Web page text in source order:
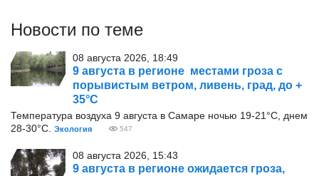
Новости по теме
08 августа 2026, 18:49
9 августа в регионе местами гроза с
порывистым ветром, ливень, град, до +
35°С
Температура воздуха 9 августа в Самаре ночью 19-21°С, днем
28-30°С.
Экология 547
08 августа 2026, 15:43
9 августа в регионе ожидается гроза,